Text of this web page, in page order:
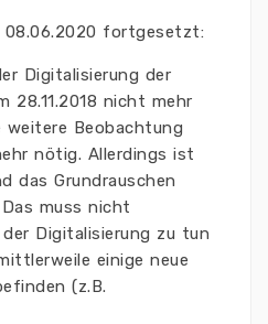
fortgesetzt:
Digitalisierung der
28.11.2018 nicht mehr
Beobachtung
nötig. Allerdings ist
das Grundrauschen
muss nicht
Digitalisierung zu tun
einige neue
(z.B.